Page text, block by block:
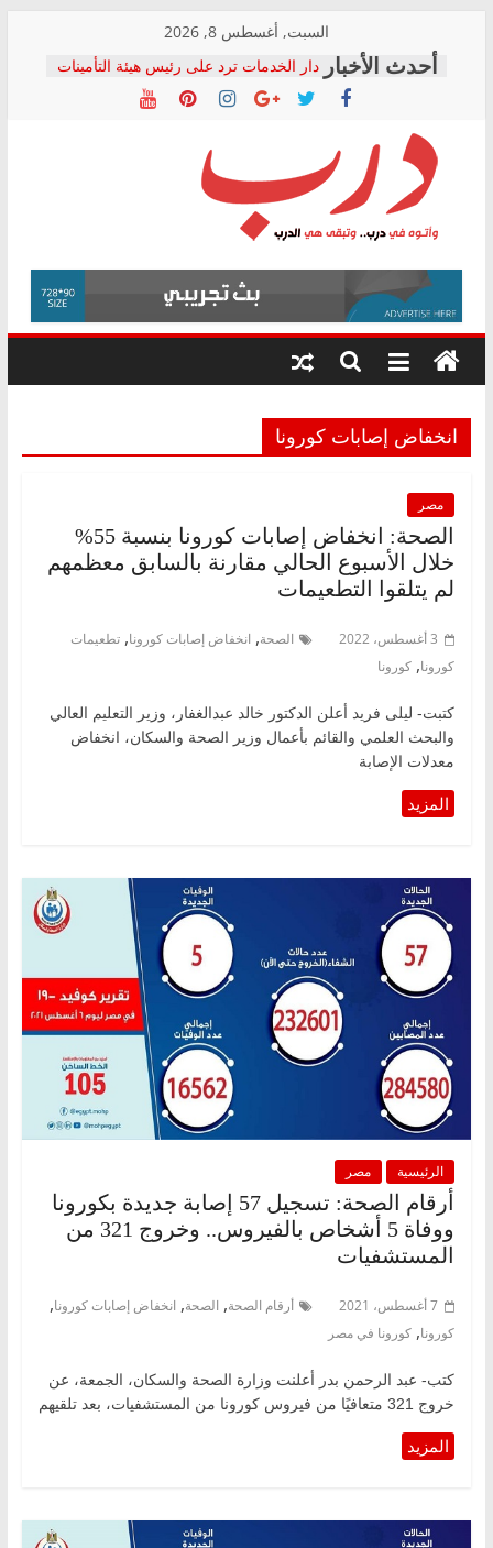
content
السبت, أغسطس 8, 2026
دار الخدمات ترد على رئيس هيئة التأمينات
بعد مؤتمره الصحفي: إنكار الأزمة لا ينهي
معاناة أصحاب المعاشات.. ونطالب بكشف
فرحات سليمان يكتب: القطاع الصحي إلى
أين؟
حزب التحالف الشعبي يطلق لجنة “الحق
في الصحة” بالإسكندرية لرصد الانتهاكات
ودعم المرضى
الوزاري لمدينة الصحفيين.. وانتهاء أعمال
إنشاء المبنى الإداري
المجلس القومي لحقوق الإنسان يعلن
متابعة قضية الدكتور محمد زهران.. ويؤكد:
قرينة البراءة وضمانات المحاكمة العادلة
درب
وأتوه
درب..
وتبقى
هي
انخفاض إصابات كورونا
مصر
الصحة: انخفاض إصابات كورونا بنسبة 55%
خلال الأسبوع الحالي مقارنة بالسابق معظمهم
لم يتلقوا التطعيمات
3 أغسطس، 2022 الصحة, انخفاض إصابات كورونا, تطعيمات
كورونا, كورونا
كتبت- ليلى فريد أعلن الدكتور خالد عبدالغفار، وزير التعليم العالي
والبحث العلمي والقائم بأعمال وزير الصحة والسكان، انخفاض
معدلات الإصابة
الرئيسية مصر
أرقام الصحة: تسجيل 57 إصابة جديدة بكورونا
ووفاة 5 أشخاص بالفيروس.. وخروج 321 من
المستشفيات
7 أغسطس، 2021 أرقام الصحة, الصحة, انخفاض إصابات كورونا,
كورونا, كورونا في مصر
كتب- عبد الرحمن بدر أعلنت وزارة الصحة والسكان، الجمعة، عن
خروج 321 متعافيًا من فيروس كورونا من المستشفيات، بعد تلقيهم